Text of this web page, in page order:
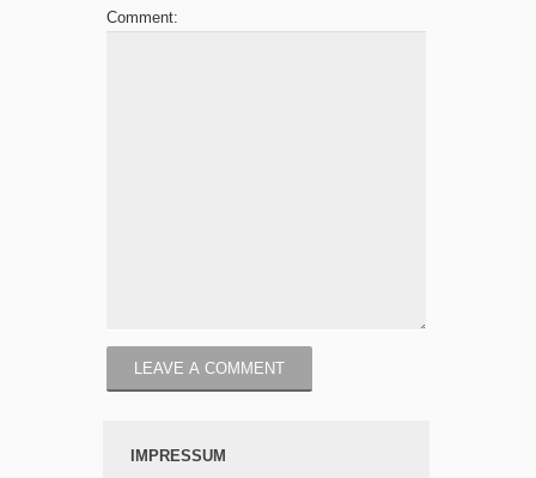
Comment:
IMPRESSUM